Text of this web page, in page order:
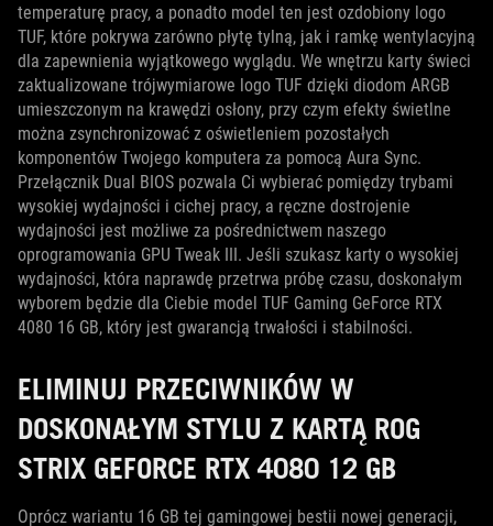
temperaturę pracy, a ponadto model ten jest ozdobiony logo
TUF, które pokrywa zarówno płytę tylną, jak i ramkę wentylacyjną
dla zapewnienia wyjątkowego wyglądu. We wnętrzu karty świeci
zaktualizowane trójwymiarowe logo TUF dzięki diodom ARGB
umieszczonym na krawędzi osłony, przy czym efekty świetlne
można zsynchronizować z oświetleniem pozostałych
komponentów Twojego komputera za pomocą Aura Sync.
Przełącznik Dual BIOS pozwala Ci wybierać pomiędzy trybami
wysokiej wydajności i cichej pracy, a ręczne dostrojenie
wydajności jest możliwe za pośrednictwem naszego
oprogramowania GPU Tweak III. Jeśli szukasz karty o wysokiej
wydajności, która naprawdę przetrwa próbę czasu, doskonałym
wyborem będzie dla Ciebie model TUF Gaming GeForce RTX
4080 16 GB, który jest gwarancją trwałości i stabilności.
ELIMINUJ PRZECIWNIKÓW W
DOSKONAŁYM STYLU Z KARTĄ ROG
STRIX GEFORCE RTX 4080 12 GB
Oprócz wariantu 16 GB tej gamingowej bestii nowej generacji,